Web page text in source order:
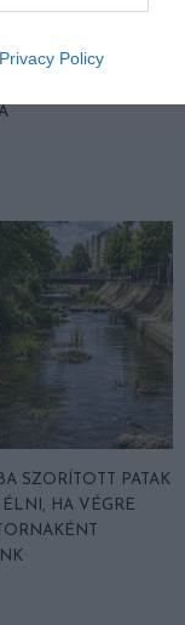
Privacy Policy
NEM SZERETI
NÖVÉNYZET
SZORÍTOTT PATAK
ÉLNI, HA VÉGRE